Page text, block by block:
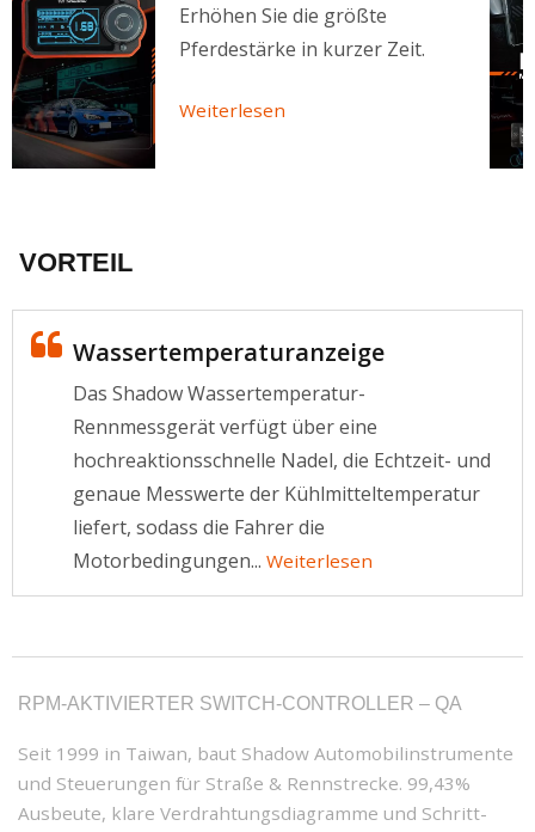
Erhöhen Sie die größte
Pferdestärke in kurzer Zeit.
Weiterlesen
VORTEIL
Wassertemperaturanzeige
Das Shadow Wassertemperatur-
Rennmessgerät verfügt über eine
hochreaktionsschnelle Nadel, die Echtzeit- und
genaue Messwerte der Kühlmitteltemperatur
liefert, sodass die Fahrer die
Motorbedingungen... Weiterlesen
RPM-AKTIVIERTER SWITCH-CONTROLLER – QA
Seit 1999 in Taiwan, baut Shadow Automobilinstrumente
und Steuerungen für Straße & Rennstrecke. 99,43%
Ausbeute, klare Verdrahtungsdiagramme und Schritt-